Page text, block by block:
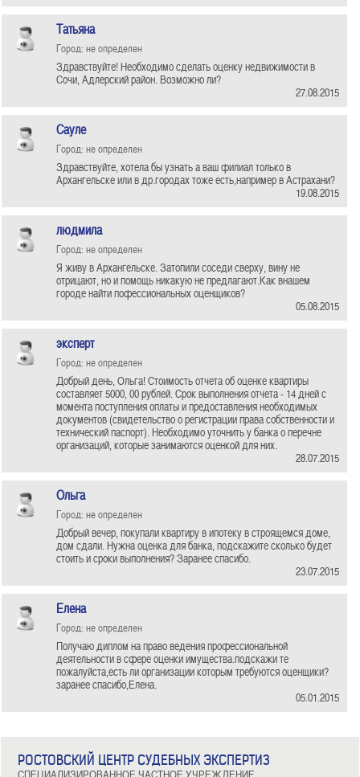
Татьяна
Город: не определен
Здравствуйте! Необходимо сделать оценку недвижимости в
Сочи, Адлерский район. Возможно ли?
27.08.2015
Сауле
Город: не определен
Здравствуйте, хотела бы узнать а ваш филиал только в
Архангельске или в др.городах тоже есть,например в Астрахани?
19.08.2015
людмила
Город: не определен
Я живу в Архангельске. Затопили соседи сверху, вину не
отрицают, но и помощь никакую не предлагают.Как внашем
городе найти пофессиональных оценщиков?
05.08.2015
эксперт
Город: не определен
Добрый день, Ольга! Стоимость отчета об оценке квартиры
составляет 5000, 00 рублей. Срок выполнения отчета - 14 дней с
момента поступления оплаты и предоставления необходимых
документов (свидетельство о регистрации права собственности и
технический паспорт). Необходимо уточнить у банка о перечне
организаций, которые занимаются оценкой для них.
28.07.2015
Ольга
Город: не определен
Добрый вечер, покупали квартиру в ипотеку в строящемся доме,
дом сдали. Нужна оценка для банка, подскажите сколько будет
стоить и сроки выполнения? Заранее спасибо.
23.07.2015
Елена
Город: не определен
Получаю диплом на право ведения профессиональной
деятельности в сфере оценки имущества.подскажи те
пожалуйста,есть ли организации которым требуются оценщики?
заранее спасибо,Елена.
05.01.2015
РОСТОВСКИЙ ЦЕНТР СУДЕБНЫХ ЭКСПЕРТИЗ